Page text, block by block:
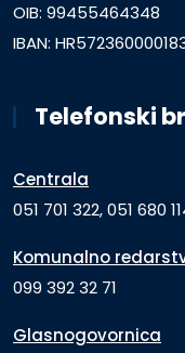
OIB: 99455464348
IBAN:
Telefonski
Centrala
051 701 322, 051 680
Komunalno
099 392 32 71
Glasnogovornica